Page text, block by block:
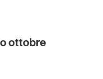
ottobre